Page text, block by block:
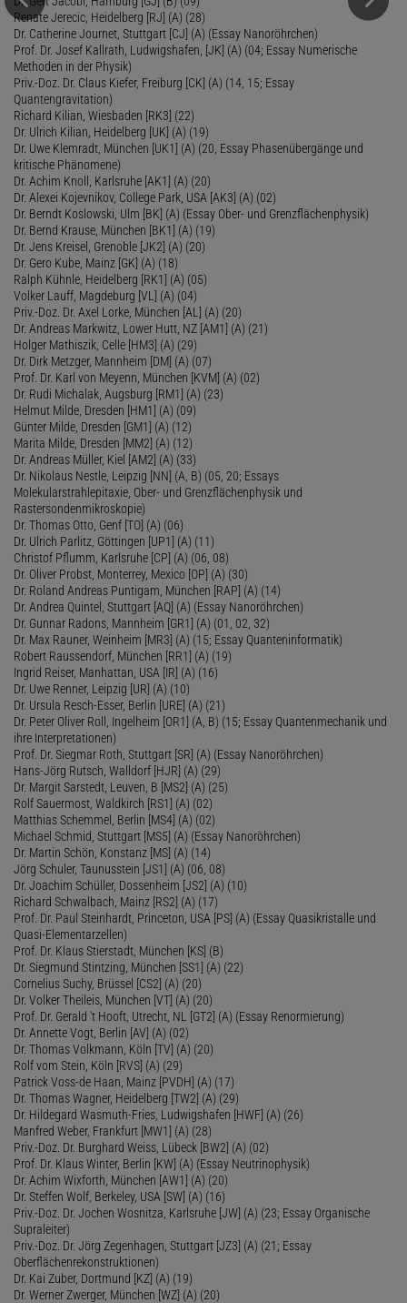
Renate Jerecic, Heidelberg [RJ] (A) (28)
Dr. Catherine Journet, Stuttgart [CJ] (A) (Essay Nanoröhrchen)
Prof. Dr. Josef Kallrath, Ludwigshafen, [JK] (A) (04; Essay Numerische
Methoden in der Physik)
Priv.-Doz. Dr. Claus Kiefer, Freiburg [CK] (A) (14, 15; Essay
Quantengravitation)
Richard Kilian, Wiesbaden [RK3] (22)
Dr. Ulrich Kilian, Heidelberg [UK] (A) (19)
Dr. Uwe Klemradt, München [UK1] (A) (20, Essay Phasenübergänge und
kritische Phänomene)
Dr. Achim Knoll, Karlsruhe [AK1] (A) (20)
Dr. Alexei Kojevnikov, College Park, USA [AK3] (A) (02)
Dr. Berndt Koslowski, Ulm [BK] (A) (Essay Ober- und Grenzflächenphysik)
Dr. Bernd Krause, München [BK1] (A) (19)
Dr. Jens Kreisel, Grenoble [JK2] (A) (20)
Dr. Gero Kube, Mainz [GK] (A) (18)
Ralph Kühnle, Heidelberg [RK1] (A) (05)
Volker Lauff, Magdeburg [VL] (A) (04)
Priv.-Doz. Dr. Axel Lorke, München [AL] (A) (20)
Dr. Andreas Markwitz, Lower Hutt, NZ [AM1] (A) (21)
Holger Mathiszik, Celle [HM3] (A) (29)
Dr. Dirk Metzger, Mannheim [DM] (A) (07)
Prof. Dr. Karl von Meyenn, München [KVM] (A) (02)
Dr. Rudi Michalak, Augsburg [RM1] (A) (23)
Helmut Milde, Dresden [HM1] (A) (09)
Günter Milde, Dresden [GM1] (A) (12)
Marita Milde, Dresden [MM2] (A) (12)
Dr. Andreas Müller, Kiel [AM2] (A) (33)
Dr. Nikolaus Nestle, Leipzig [NN] (A, B) (05, 20; Essays
Molekularstrahlepitaxie, Ober- und Grenzflächenphysik und
Rastersondenmikroskopie)
Dr. Thomas Otto, Genf [TO] (A) (06)
Dr. Ulrich Parlitz, Göttingen [UP1] (A) (11)
Christof Pflumm, Karlsruhe [CP] (A) (06, 08)
Dr. Oliver Probst, Monterrey, Mexico [OP] (A) (30)
Dr. Roland Andreas Puntigam, München [RAP] (A) (14)
Dr. Andrea Quintel, Stuttgart [AQ] (A) (Essay Nanoröhrchen)
Dr. Gunnar Radons, Mannheim [GR1] (A) (01, 02, 32)
Dr. Max Rauner, Weinheim [MR3] (A) (15; Essay Quanteninformatik)
Robert Raussendorf, München [RR1] (A) (19)
Ingrid Reiser, Manhattan, USA [IR] (A) (16)
Dr. Uwe Renner, Leipzig [UR] (A) (10)
Dr. Ursula Resch-Esser, Berlin [URE] (A) (21)
Dr. Peter Oliver Roll, Ingelheim [OR1] (A, B) (15; Essay Quantenmechanik und
ihre Interpretationen)
Prof. Dr. Siegmar Roth, Stuttgart [SR] (A) (Essay Nanoröhrchen)
Hans-Jörg Rutsch, Walldorf [HJR] (A) (29)
Dr. Margit Sarstedt, Leuven, B [MS2] (A) (25)
Rolf Sauermost, Waldkirch [RS1] (A) (02)
Matthias Schemmel, Berlin [MS4] (A) (02)
Michael Schmid, Stuttgart [MS5] (A) (Essay Nanoröhrchen)
Dr. Martin Schön, Konstanz [MS] (A) (14)
Jörg Schuler, Taunusstein [JS1] (A) (06, 08)
Dr. Joachim Schüller, Dossenheim [JS2] (A) (10)
Richard Schwalbach, Mainz [RS2] (A) (17)
Prof. Dr. Paul Steinhardt, Princeton, USA [PS] (A) (Essay Quasikristalle und
Quasi-Elementarzellen)
Prof. Dr. Klaus Stierstadt, München [KS] (B)
Dr. Siegmund Stintzing, München [SS1] (A) (22)
Cornelius Suchy, Brüssel [CS2] (A) (20)
Dr. Volker Theileis, München [VT] (A) (20)
Prof. Dr. Gerald 't Hooft, Utrecht, NL [GT2] (A) (Essay Renormierung)
Dr. Annette Vogt, Berlin [AV] (A) (02)
Dr. Thomas Volkmann, Köln [TV] (A) (20)
Rolf vom Stein, Köln [RVS] (A) (29)
Patrick Voss-de Haan, Mainz [PVDH] (A) (17)
Dr. Thomas Wagner, Heidelberg [TW2] (A) (29)
Dr. Hildegard Wasmuth-Fries, Ludwigshafen [HWF] (A) (26)
Manfred Weber, Frankfurt [MW1] (A) (28)
Priv.-Doz. Dr. Burghard Weiss, Lübeck [BW2] (A) (02)
Prof. Dr. Klaus Winter, Berlin [KW] (A) (Essay Neutrinophysik)
Dr. Achim Wixforth, München [AW1] (A) (20)
Dr. Steffen Wolf, Berkeley, USA [SW] (A) (16)
Priv.-Doz. Dr. Jochen Wosnitza, Karlsruhe [JW] (A) (23; Essay Organische
Supraleiter)
Priv.-Doz. Dr. Jörg Zegenhagen, Stuttgart [JZ3] (A) (21; Essay
Oberflächenrekonstruktionen)
Dr. Kai Zuber, Dortmund [KZ] (A) (19)
Dr. Werner Zwerger, München [WZ] (A) (20)